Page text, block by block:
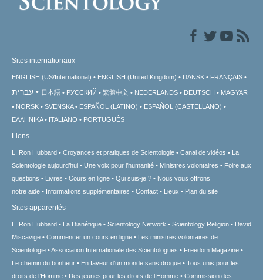
Sites internationaux
ENGLISH (US/International) ENGLISH (United Kingdom) DANSK FRANÇAIS
עברית 日本語 РУССКИЙ 繁體中文 NEDERLANDS DEUTSCH
MAGYAR
NORSK
SVENSKA ESPAÑOL (LATINO)
ESPAÑOL (CASTELLANO)
ΕΛΛΗΝΙΚA
ITALIANO PORTUGUÊS
Liens
L. Ron Hubbard Croyances et pratiques de Scientologie Canal de vidéos
La
Scientologie aujourd’hui
Une voix pour l’humanité Ministres volontaires
Foire aux
questions
Livres Cours en ligne Qui suis-je ?
Nous vous offrons
notre aide
Informations supplémentaires Contact Lieux Plan du site
Sites apparentés
L. Ron Hubbard La Dianétique Scientology Network Scientology Religion
David
Miscavige
Commencer un cours en ligne
Les ministres volontaires de
Scientologie
Association Internationale des Scientologues
Freedom Magazine
Le chemin du bonheur
En faveur d’un monde sans drogue
Tous unis pour les
droits de l’Homme
Des jeunes pour les droits de l’Homme Commission des